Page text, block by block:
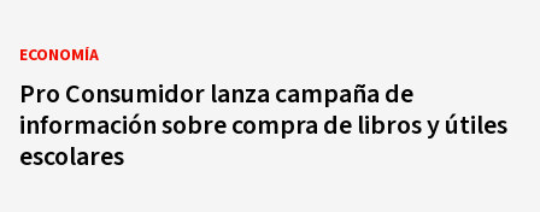
ECONOMÍA
Pro Consumidor lanza campaña de
información sobre compra de libros y útiles
escolares